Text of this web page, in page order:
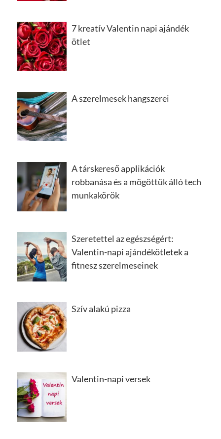
7 kreatív Valentin napi ajándék
ötlet
A szerelmesek hangszerei
A társkereső applikációk
robbanása és a mögöttük álló tech
munkakörök
Szeretettel az egészségért:
Valentin-napi ajándékötletek a
fitnesz szerelmeseinek
Szív alakú pizza
Valentin-napi versek